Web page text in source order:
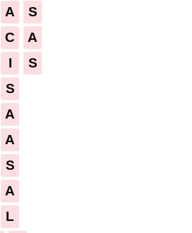
A
S
C
A
I
S
S
A
A
S
A
L